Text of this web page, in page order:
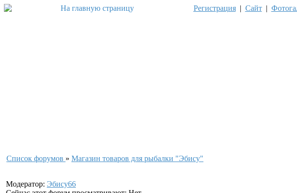
Регистрация| Сайт|
Список форумов » Магазин товаров для рыбалки "Эбису"
Модератор: Эбису66